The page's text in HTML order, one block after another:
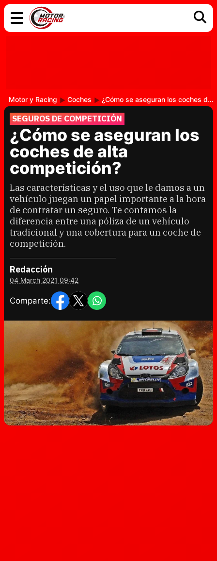
Motor y Racing Coches ¿Cómo se aseguran los coches de alta competición?
SEGUROS DE COMPETICIÓN
¿Cómo se aseguran los
coches de alta
competición?
Las características y el uso que le damos a un
vehículo juegan un papel importante a la hora
de contratar un seguro. Te contamos la
diferencia entre una póliza de un vehículo
tradicional y una cobertura para un coche de
competición.
Redacción
04 March 2021 09:42
Comparte: